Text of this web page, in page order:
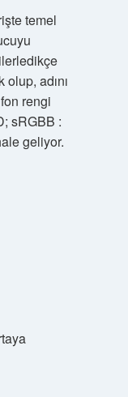
temel
adını
rengi
sRGBB :
geliyor.